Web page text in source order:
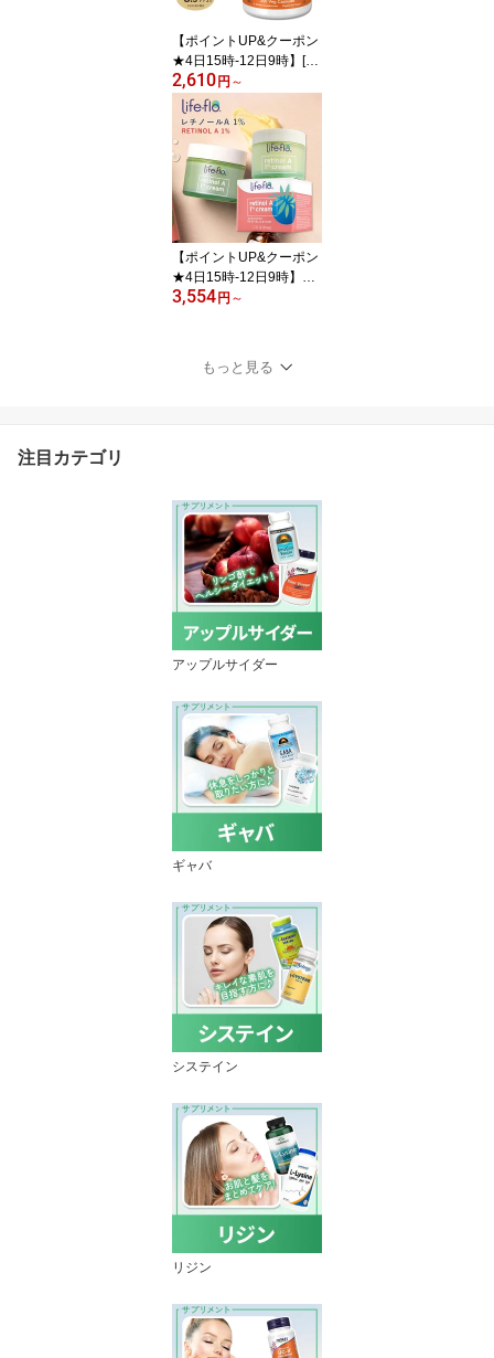
ン
【ポイントUP&クーポン
★4日15時-12日9時】[エ
ネルギッシュでいるため
の活力成分]マカ 500mg
250粒 NOW Foods(ナウ
フーズ) 単品 セット Mac
a 500 mg - 250 Capsule
s カプセル 健康サプリメ
ント 栄養補助食品 海外
アメリカ
2,610 円 ～
【ポイントUP&クーポン
★4日15時-12日9時】ラ
イフフロー レチノールA
50ml (1.7oz) Life-flo retin
ol A 1% cream Advance
3,554 円 ～
もっと見る
注目カテゴリ
アップルサイダー
ギャバ
システイン
リジン